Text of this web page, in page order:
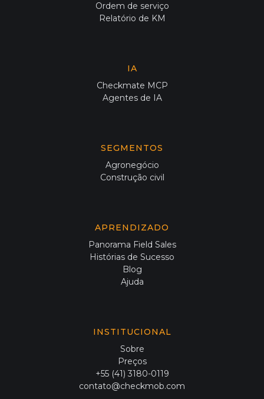
Ordem de serviço
Relatório de KM
IA
Checkmate MCP
Agentes de IA
SEGMENTOS
Agronegócio
Construção civil
APRENDIZADO
Panorama Field Sales
Histórias de Sucesso
Blog
Ajuda
INSTITUCIONAL
Sobre
Preços
+55 (41) 3180-0119
contato@checkmob.com